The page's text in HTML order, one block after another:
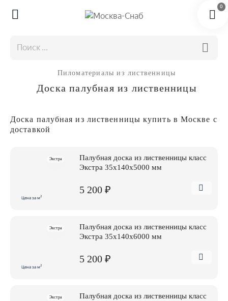
0
Пиломатериалы из лиственницы
Доска палубная из лиственницы
Доска палубная из лиственницы купить в Москве с
доставкой
Экстра
Цена за м2
Палубная доска из лиственницы класс
Экстра 35x140x5000 мм
5 200 ₽
Экстра
Цена за м2
Палубная доска из лиственницы класс
Экстра 35x140x6000 мм
5 200 ₽
Экстра
Палубная доска из лиственницы класс